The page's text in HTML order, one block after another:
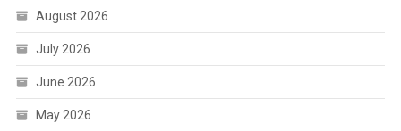
August 2026
July 2026
June 2026
May 2026